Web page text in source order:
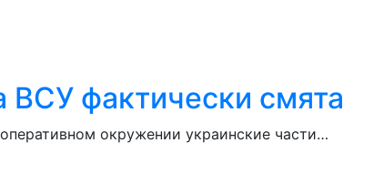
фактически смята
окружении украинские части…